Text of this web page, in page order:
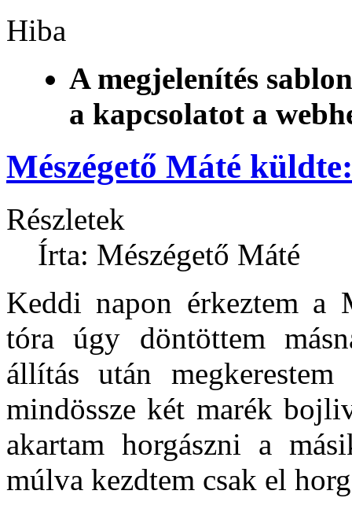
Hiba
A megjelenítés
a kapcsolatot a
Mészégető Máté
Részletek
Írta: Mészégető Máté
Keddi napon érkeztem a
tóra úgy döntöttem
állítás után
mindössze két marék
akartam horgászni a
múlva kezdtem csak el